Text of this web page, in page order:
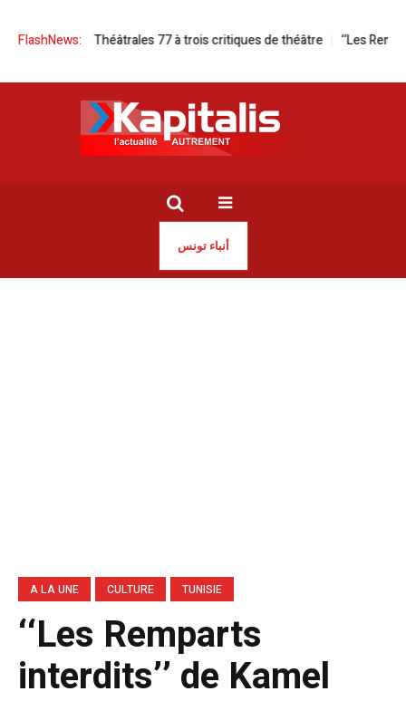
FlashNews:Théâtrales 77 à trois critiques de théâtre ‘‘Les Remparts
أنباء تونس
A LA UNE CULTURE TUNISIE
‘‘Les Remparts
interdits’’ de Kamel